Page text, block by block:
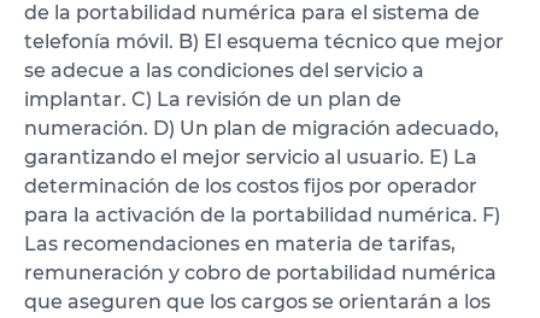
de la portabilidad numérica para el sistema de
telefonía móvil. B) El esquema técnico que mejor
se adecue a las condiciones del servicio a
implantar. C) La revisión de un plan de
numeración. D) Un plan de migración adecuado,
garantizando el mejor servicio al usuario. E) La
determinación de los costos fijos por operador
para la activación de la portabilidad numérica. F)
Las recomendaciones en materia de tarifas,
remuneración y cobro de portabilidad numérica
que aseguren que los cargos se orientarán a los